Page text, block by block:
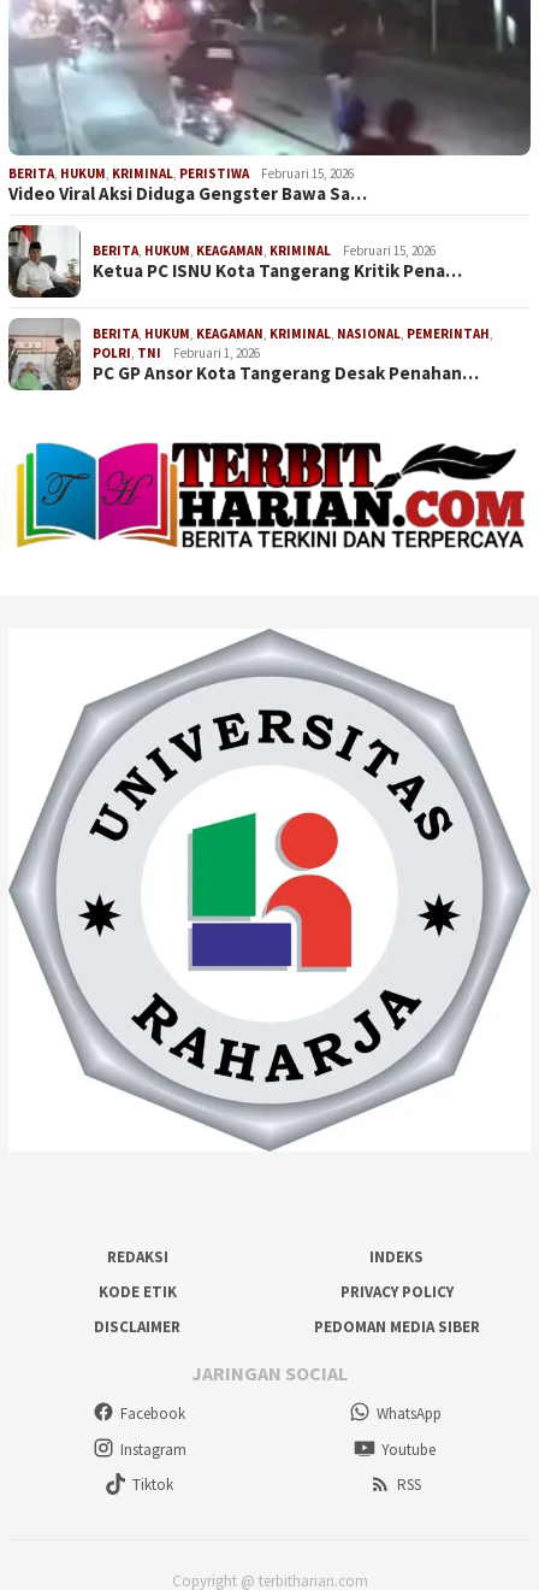
BERITA, HUKUM, KRIMINAL, PERISTIWA Februari 15, 2026
Video Viral Aksi Diduga Gengster Bawa Sa…
BERITA, HUKUM, KEAGAMAN, KRIMINAL Februari 15, 2026
Ketua PC ISNU Kota Tangerang Kritik Pena…
BERITA, HUKUM, KEAGAMAN, KRIMINAL, NASIONAL, PEMERINTAH,
POLRI, TNI Februari 1, 2026
PC GP Ansor Kota Tangerang Desak Penahan…
REDAKSI
INDEKS
KODE ETIK
PRIVACY POLICY
DISCLAIMER
PEDOMAN MEDIA SIBER
JARINGAN SOCIAL
Facebook
WhatsApp
Instagram
Youtube
Tiktok
RSS
Copyright @ terbitharian.com